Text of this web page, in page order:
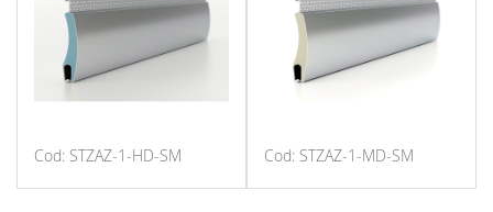
Cod: STZAZ-1-HD-SM Cod: STZAZ-1-MD-SM